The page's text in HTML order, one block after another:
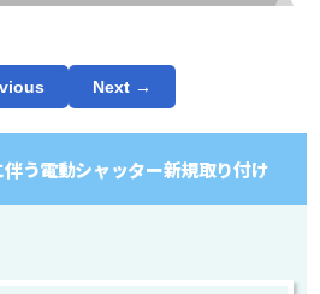
Next →
う電動シャッター新規取り付け